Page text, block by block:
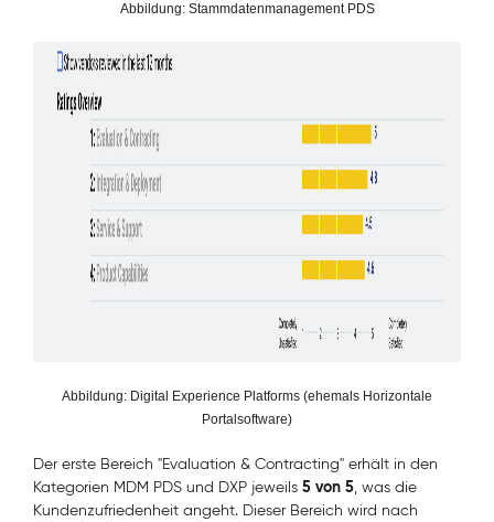
Abbildung: Stammdatenmanagement PDS
Abbildung: Digital Experience Platforms (ehemals Horizontale
Portalsoftware)
Der erste Bereich "Evaluation & Contracting" erhält in den
Kategorien MDM PDS und DXP jeweils 5 von 5, was die
Kundenzufriedenheit angeht. Dieser Bereich wird nach